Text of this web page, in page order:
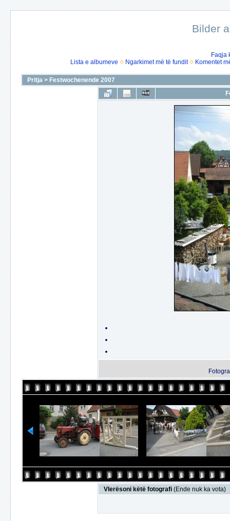
Bilder
Faqja
Lista e albumeve
Ngarkimet më të fundit Komentet
Pritja > Festwochenende 2007
Vlerësoni këtë fotografi (Ende nuk ka vota)